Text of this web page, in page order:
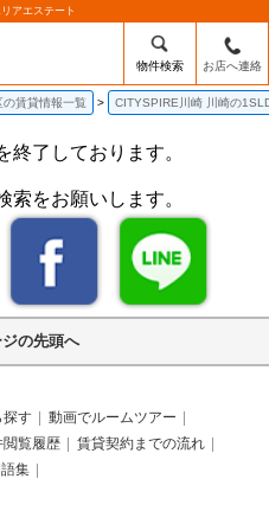
アエステート
物件検索 お店へ連絡
の賃貸情報一覧 CITYSPIRE川崎 川崎の
終了しております。
索をお願いします。
の先頭へ
探す
動画でルームツアー
閲覧履歴
賃貸契約までの流れ
集